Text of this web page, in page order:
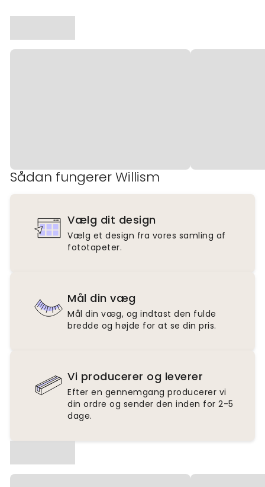
Sådan fungerer Willism
Vælg dit design
Vælg et design fra vores samling af
fototapeter.
Mål din væg
Mål din væg, og indtast den fulde
bredde og højde for at se din pris.
Vi producerer og leverer
Efter en gennemgang producerer vi
din ordre og sender den inden for 2-5
dage.